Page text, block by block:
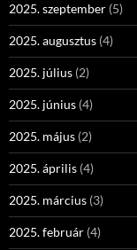
2025. szeptember (5)
2025. augusztus (4)
2025. július (2)
2025. június (4)
2025. május (2)
2025. április (4)
2025. március (3)
2025. február (4)